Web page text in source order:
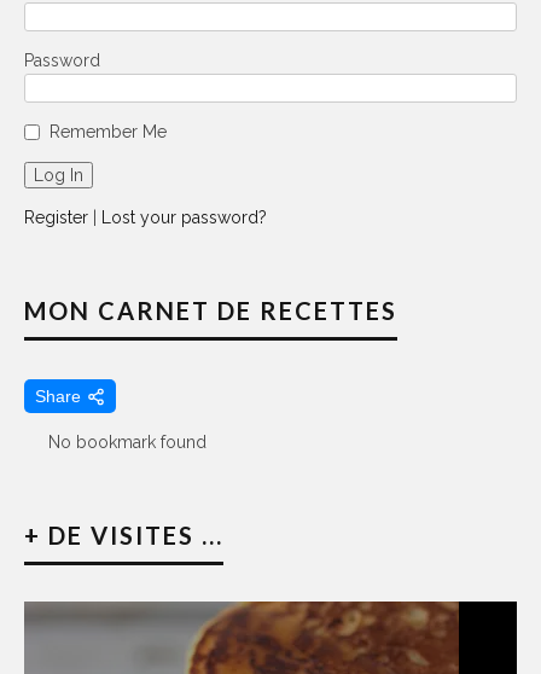
Password
Remember Me
Register Lost your password?
MON CARNET DE RECETTES
Share
No bookmark found
+ DE VISITES ...